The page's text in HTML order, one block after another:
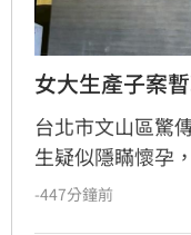
女大生產子案
台北市文山區驚
生疑似隱瞞懷孕
折。女大生因恐
-447分鐘前